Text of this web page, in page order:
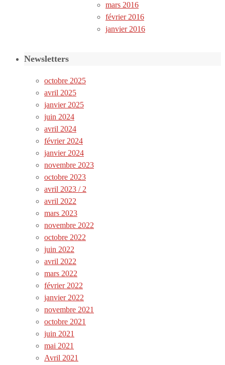
mars 2016
février 2016
janvier 2016
Newsletters
octobre 2025
avril 2025
janvier 2025
juin 2024
avril 2024
février 2024
janvier 2024
novembre 2023
octobre 2023
avril 2023 / 2
avril 2022
mars 2023
novembre 2022
octobre 2022
juin 2022
avril 2022
mars 2022
février 2022
janvier 2022
novembre 2021
octobre 2021
juin 2021
mai 2021
Avril 2021